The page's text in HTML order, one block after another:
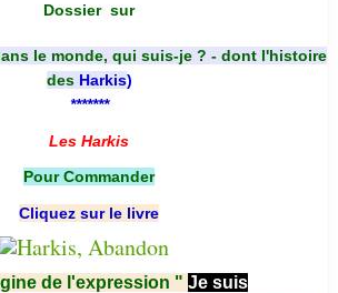
Dossier sur
le monde, qui suis-je ? - dont l'histoire
des Harkis)
*******
Les Harkis
Pour Commander
Cliquez sur le livre
de l'expression " Je suis